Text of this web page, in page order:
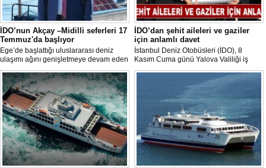
İDO’nun Akçay –Midilli seferleri 17
Temmuz'da başlıyor
Ege’de başlattığı uluslararası deniz
ulaşımı ağını genişletmeye devam eden
İDO, 17 Temmuz itibarıyla Balıkesir
Akçay ile Yunanistan’ın Midilli Adası
arasında düzenli seferlere başlıyor.
İDO’dan şehit aileleri ve gaziler
için anlamlı davet
İstanbul Deniz Otobüsleri (İDO), 8
Kasım Cuma günü Yalova Valiliği iş
birliğiyle düzenlediği sosyal sorumluluk
projesinde şehit aileleri ve gaziler için
anlamlı bir kahvaltı organizasyonuna ev
sahipliği yaptı.